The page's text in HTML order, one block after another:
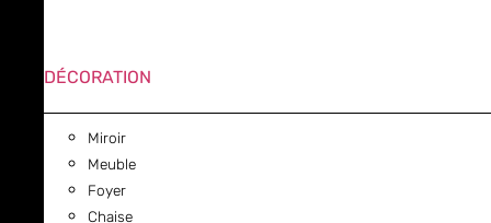
DÉCORATION
Miroir
Meuble
Foyer
Chaise